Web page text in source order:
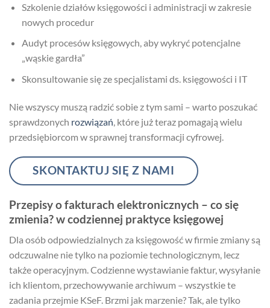
Szkolenie działów księgowości i administracji w zakresie
nowych procedur
Audyt procesów księgowych, aby wykryć potencjalne
„wąskie gardła”
Skonsultowanie się ze specjalistami ds. księgowości i IT
Nie wszyscy muszą radzić sobie z tym sami – warto poszukać
sprawdzonych rozwiązań , które już teraz pomagają wielu
przedsiębiorcom w sprawnej transformacji cyfrowej.
SKONTAKTUJ SIĘ Z NAMI
Przepisy o fakturach elektronicznych – co się
zmienia? w codziennej praktyce księgowej
Dla osób odpowiedzialnych za księgowość w firmie zmiany są
odczuwalne nie tylko na poziomie technologicznym, lecz
także operacyjnym. Codzienne wystawianie faktur, wysyłanie
ich klientom, przechowywanie archiwum – wszystkie te
zadania przejmie KSeF. Brzmi jak marzenie? Tak, ale tylko